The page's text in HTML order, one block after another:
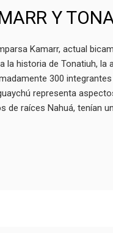
Y
Kamarr, actual
la historia de Tonatiuh,
300
representa
de raíces Nahuá, tenían